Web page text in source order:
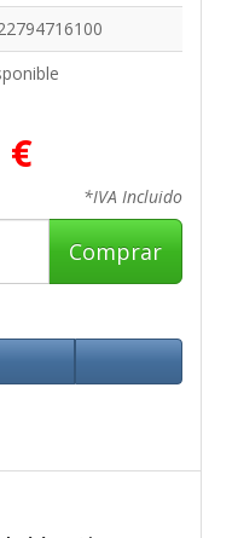
€
*IVA Incluido
Comprar